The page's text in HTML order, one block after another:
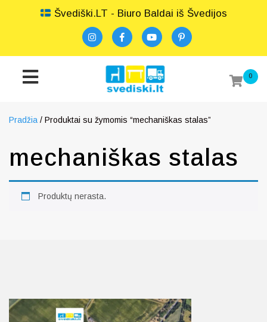
Švediški.LT - Biuro Baldai iš Švedijos
0
Pradžia / Produktai su žymomis “mechaniškas stalas”
mechaniškas stalas
Produktų nerasta.